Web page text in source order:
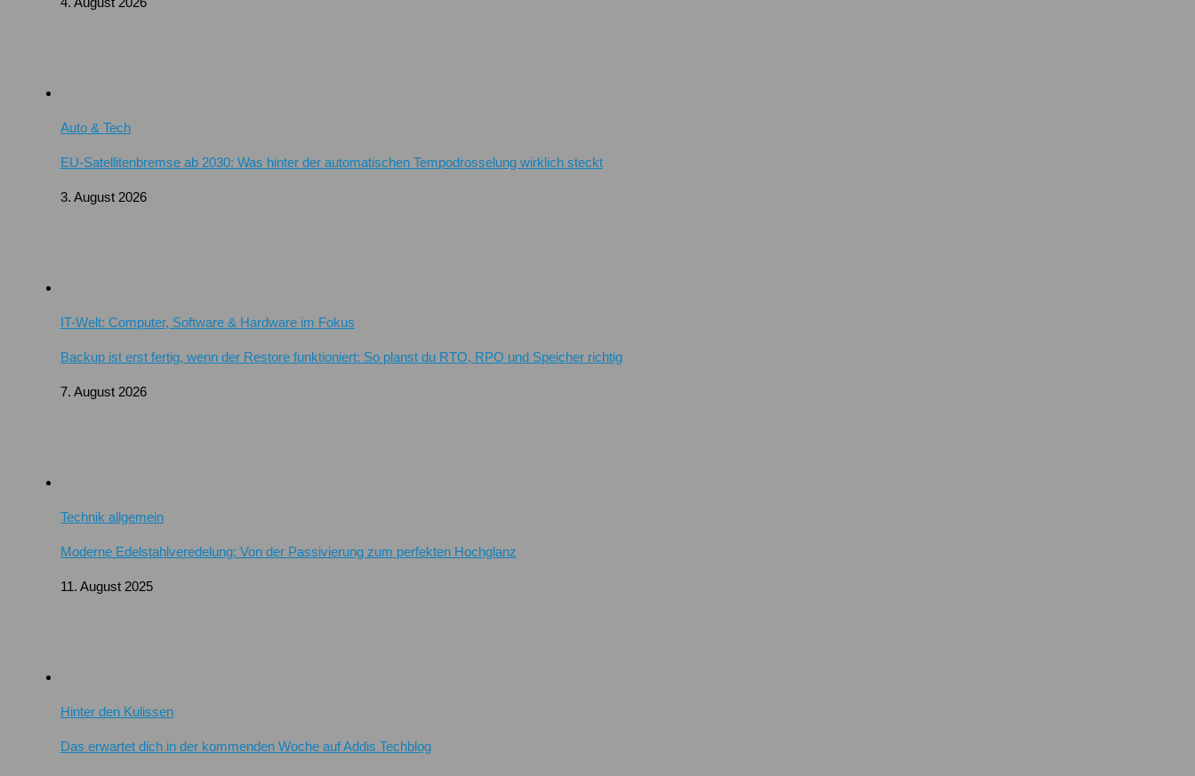
Auto & Tech
EU-Satellitenbremse ab 2030: Was hinter der automatischen Tempodrosselung wirklich steckt
3. August 2026
IT-Welt: Computer, Software & Hardware im Fokus
Backup ist erst fertig, wenn der Restore funktioniert: So planst du RTO, RPO und Speicher richtig
7. August 2026
Technik allgemein
Moderne Edelstahlveredelung: Von der Passivierung zum perfekten Hochglanz
11. August 2025
Hinter den Kulissen
Das erwartet dich in der kommenden Woche auf Addis Techblog